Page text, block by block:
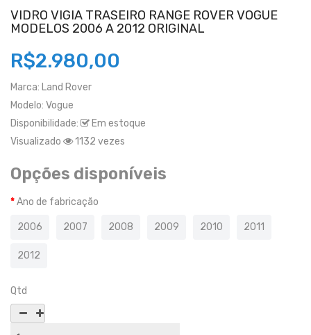
VIDRO VIGIA TRASEIRO RANGE ROVER VOGUE
MODELOS 2006 A 2012 ORIGINAL
R$2.980,00
Marca: Land Rover
Modelo: Vogue
Disponibilidade:
Em estoque
Visualizado
1132 vezes
Opções disponíveis
Ano de fabricação
2006 2007 2008 2009 2010 2011
2012
Qtd